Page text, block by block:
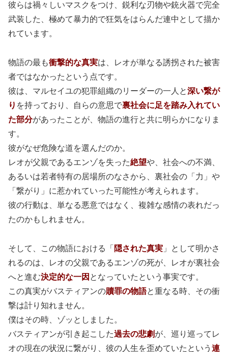
彼らは禍々しいマスクをつけ、鋭利な刃物や銃火器で完全
武装した、極めて暴力的で狂気をはらんだ連中として描か
れています。
物語の最も衝撃的な真実は、レオが単なる誘拐された被害
者ではなかったという点です。
彼は、マルセイユの犯罪組織のリーダーの一人と深い繋が
り を持っており、自らの意思で裏社会に足を踏み入れてい
た部分があったことが、物語の進行と共に明らかになりま
す。
彼がなぜ危険な道を選んだのか。
レオが父親であるエンゾを失った絶望や、社会への不満、
あるいは若者特有の居場所のなさから、裏社会の「力」や
「繋がり」に惹かれていった可能性が考えられます。
彼の行動は、単なる悪意ではなく、複雑な感情の表れだっ
たのかもしれません。
そして、この物語における「 隠された真実 」として明かさ
れるのは、レオの父親であるエンゾの死が、レオが裏社会
へと進む決定的な一因 となっていたという事実です。
この真実がバスティアンの贖罪の物語と重なる時、その衝
撃は計り知れません。
僕はその時、ゾッとしました。
バスティアンが引き起こした過去の悲劇 が、巡り巡ってレ
オの現在の状況に繋がり、彼の人生を歪めていたという 連